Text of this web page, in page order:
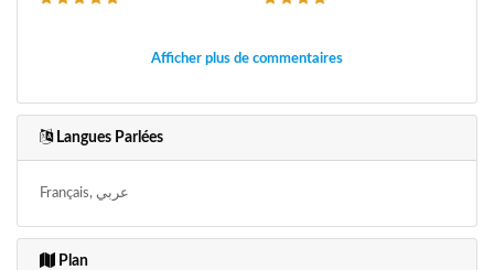
Afficher plus de commentaires
Langues Parlées
Français, عربي
Plan